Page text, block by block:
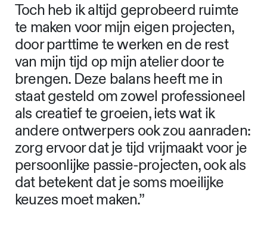
Toch heb ik altijd geprobeerd ruimte
te maken voor mijn eigen projecten,
door parttime te werken en de rest
van mijn tijd op mijn atelier door te
brengen. Deze balans heeft me in
staat gesteld om zowel professioneel
als creatief te groeien, iets wat ik
andere ontwerpers ook zou aanraden:
zorg ervoor dat je tijd vrijmaakt voor je
persoonlijke passie-projecten, ook als
dat betekent dat je soms moeilijke
keuzes moet maken.”